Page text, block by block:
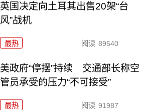
英国决定向土耳其出售20架“台
风”战机
最热 阅读 89540
美政府“停摆”持续 交通部长称空
管员承受的压力“不可接受”
最热 阅读 91987